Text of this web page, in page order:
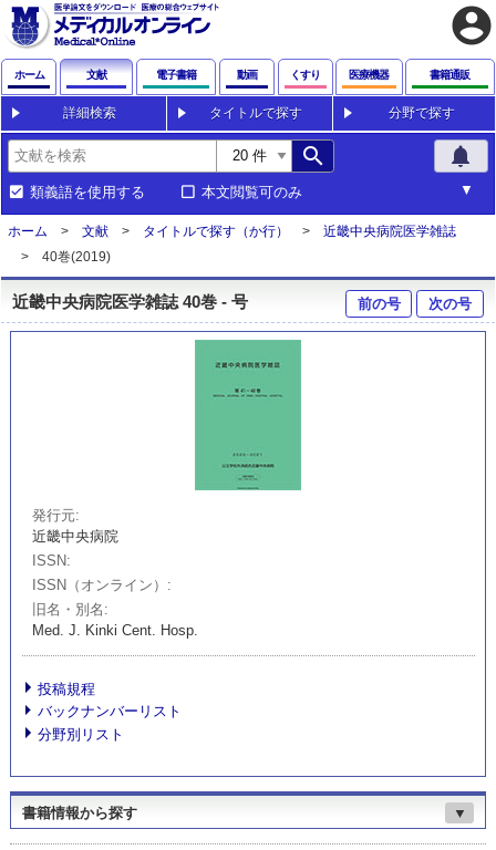
account_circle
ホーム 文献 電子書籍 動画 くすり 医療機器 書籍通販
詳細検索 タイトルで探す 分野で探す
search notifications
類義語を使用する 本文閲覧可のみ
ホーム 文献 タイトルで探す（か行）
近畿中央病院医学雑誌
40巻(2019)
近畿中央病院医学雑誌 40巻 - 号 前の号 次の号
発行元
近畿中央病院
ISSN
ISSN（オンライン）
旧名・別名
Med. J. Kinki Cent. Hosp.
投稿規程
バックナンバーリスト
分野別リスト
書籍情報から探す ▼